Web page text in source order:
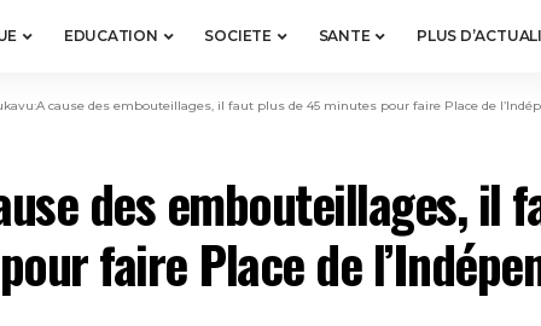
EDUCATION SOCIETE SANTE PLUS
cause des embouteillages, il faut plus de 45 minutes pour faire Place de
des embouteillages, il
faire Place de